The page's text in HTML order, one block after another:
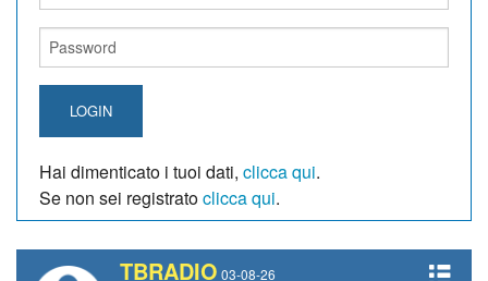
LOGIN
Hai dimenticato i tuoi dati, clicca qui.
Se non sei registratoclicca qui.
TBRADIO 03-08-26